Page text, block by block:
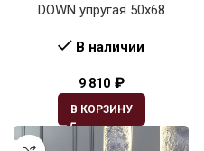
DOWN упругая 50х68
В наличии
9 810 ₽
В КОРЗИНУ